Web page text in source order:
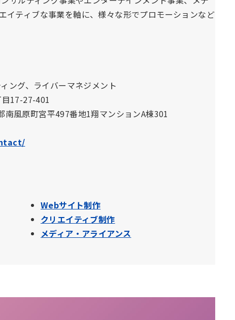
イティブな事業を軸に、様々な形でプロモーションなど
ング、ライバーマネジメント
17-27-401
風原町宮平497番地1翔マンションA棟301
Webサイト制作
クリエイティブ制作
メディア・アライアンス